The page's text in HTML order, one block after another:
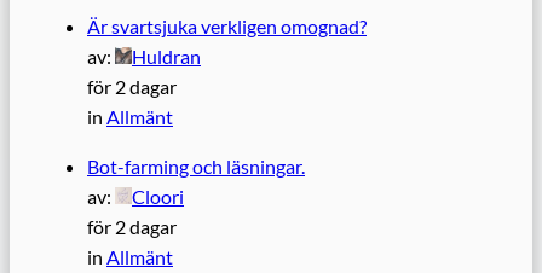
Är svartsjuka verkligen omognad?
av:
Huldran
för 2 dagar
in Allmänt
Bot-farming och läsningar.
av:
Cloori
för 2 dagar
in Allmänt